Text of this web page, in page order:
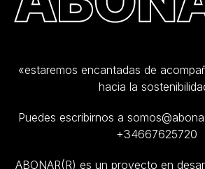
«estaremos encantadas de
hacia la
Puedes escribirnos a
+34667625720
ABONAR(R) es un proyecto en